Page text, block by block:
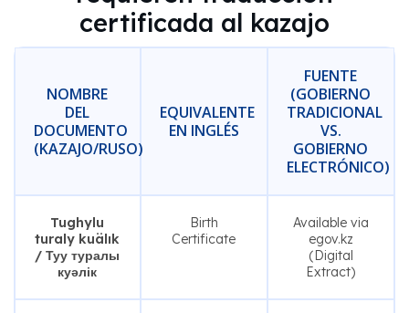
certificada al kazajo
NOMBRE
DEL
DOCUMENTO
(KAZAJO/RUSO)
EQUIVALENTE
EN INGLÉS
FUENTE
(GOBIERNO
TRADICIONAL
VS.
GOBIERNO
ELECTRÓNICO)
Tughylu
turaly kuälık
/ Туу туралы
куәлік
Birth
Certificate
Available via
egov.kz
(Digital
Extract)